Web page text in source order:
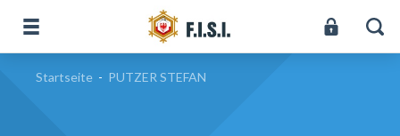
Startseite - PUTZER STEFAN